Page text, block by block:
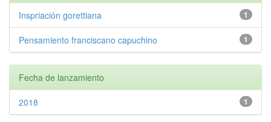
1
Inspriación gorettiana
1
Pensamiento franciscano capuchino
Fecha de lanzamiento
1
2018